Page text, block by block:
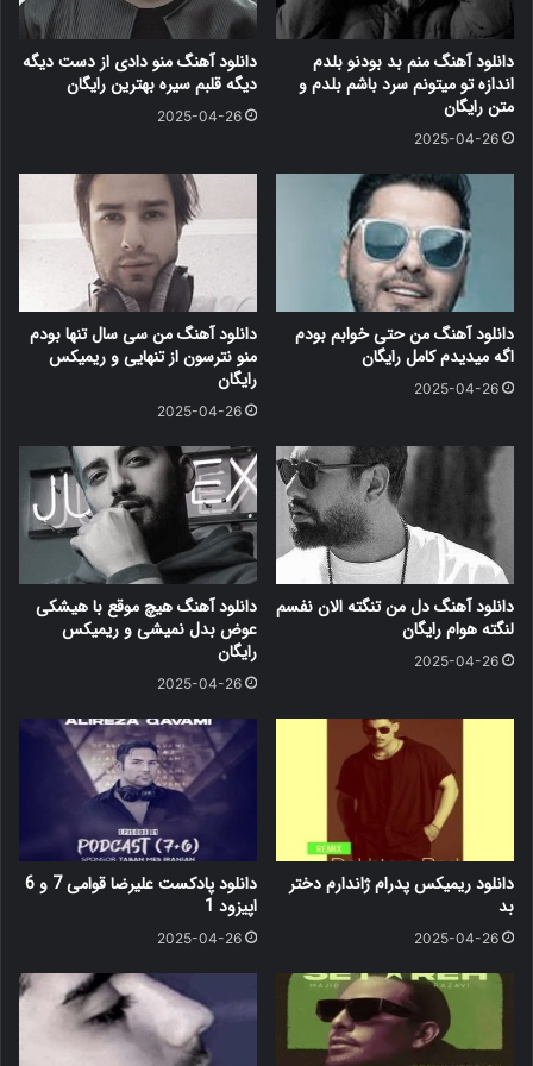
دانلود آهنگ منم بد بودنو بلدم
اندازه تو میتونم سرد باشم بلدم و
متن رایگان
2025-04-26
دانلود آهنگ منو دادی از دست دیگه
دیگه قلبم سیره بهترین رایگان
2025-04-26
دانلود آهنگ من حتی خوابم بودم
اگه میدیدم کامل رایگان
2025-04-26
دانلود آهنگ من سی سال تنها بودم
منو نترسون از تنهایی و ریمیکس
رایگان
2025-04-26
دانلود آهنگ دل من تنگته الان نفسم
لنگته هوام رایگان
2025-04-26
دانلود آهنگ هیچ موقع با هیشکی
عوض بدل نمیشی و ریمیکس
رایگان
2025-04-26
دانلود ریمیکس پدرام ژاندارم دختر
بد
2025-04-26
دانلود پادکست علیرضا قوامی 7 و 6
اپیزود 1
2025-04-26